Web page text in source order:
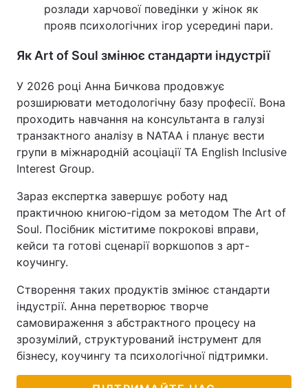
розлади харчової поведінки у жінок як
прояв психологічних ігор усередині пари.
Як Art of Soul змінює стандарти індустрії
У 2026 році Анна Бичкова продовжує
розширювати методологічну базу професії. Вона
проходить навчання на консультанта в галузі
транзактного аналізу в NATAA і планує вести
групи в міжнародній асоціації TA English Inclusive
Interest Group.
Зараз експертка завершує роботу над
практичною книгою-гідом за методом The Art of
Soul. Посібник міститиме покрокові вправи,
кейси та готові сценарії воркшопов з арт-
коучингу.
Створення таких продуктів змінює стандарти
індустрії. Анна перетворює творче
самовираження з абстрактного процесу на
зрозумілий, структурований інструмент для
бізнесу, коучингу та психологічної підтримки.